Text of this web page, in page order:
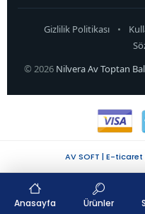
Gizlilik Politikası •
© 2026 Nilvera Av Toptan
Anasayfa Ürünler
AV SOFT | E-ticaret